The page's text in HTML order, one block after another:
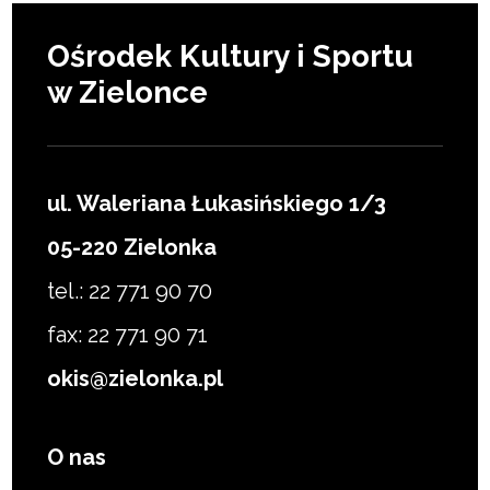
Ośrodek Kultury i Sportu
w Zielonce
ul. Waleriana Łukasińskiego 1/3
05-220 Zielonka
tel.: 22 771 90 70
fax: 22 771 90 71
okis@zielonka.pl
O nas